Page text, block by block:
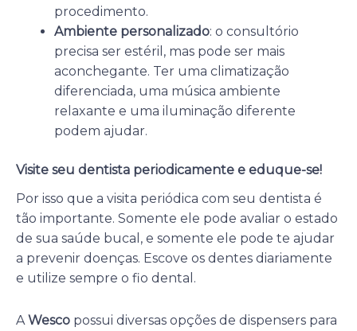
procedimento.
Ambiente personalizado: o consultório
precisa ser estéril, mas pode ser mais
aconchegante. Ter uma climatização
diferenciada, uma música ambiente
relaxante e uma iluminação diferente
podem ajudar.
Visite seu dentista periodicamente e eduque-se!
Por isso que a visita periódica com seu dentista é
tão importante. Somente ele pode avaliar o estado
de sua saúde bucal, e somente ele pode te ajudar
a prevenir doenças. Escove os dentes diariamente
e utilize sempre o fio dental.
A Wesco possui diversas opções de dispensers para